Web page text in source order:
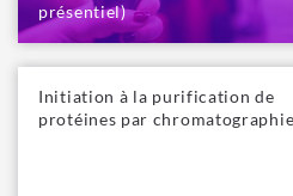
présentiel)
Initiation à la purification de
protéines par chromatographie